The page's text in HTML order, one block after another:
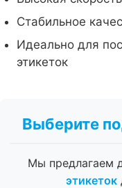
Стабильное
Идеально для
этикеток
Выберите
Мы предлагаем
этикеток